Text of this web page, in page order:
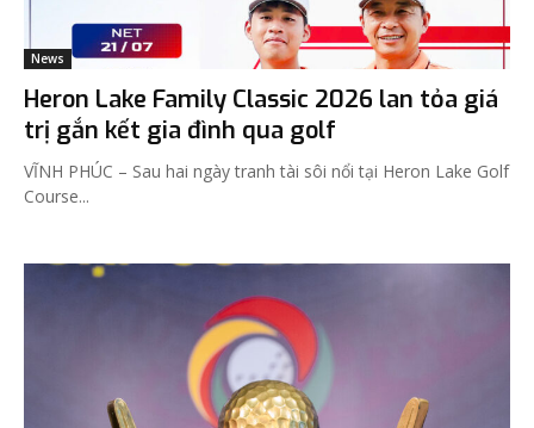
News
Heron Lake Family Classic 2026 lan tỏa giá
trị gắn kết gia đình qua golf
VĨNH PHÚC – Sau hai ngày tranh tài sôi nổi tại Heron Lake Golf
Course...